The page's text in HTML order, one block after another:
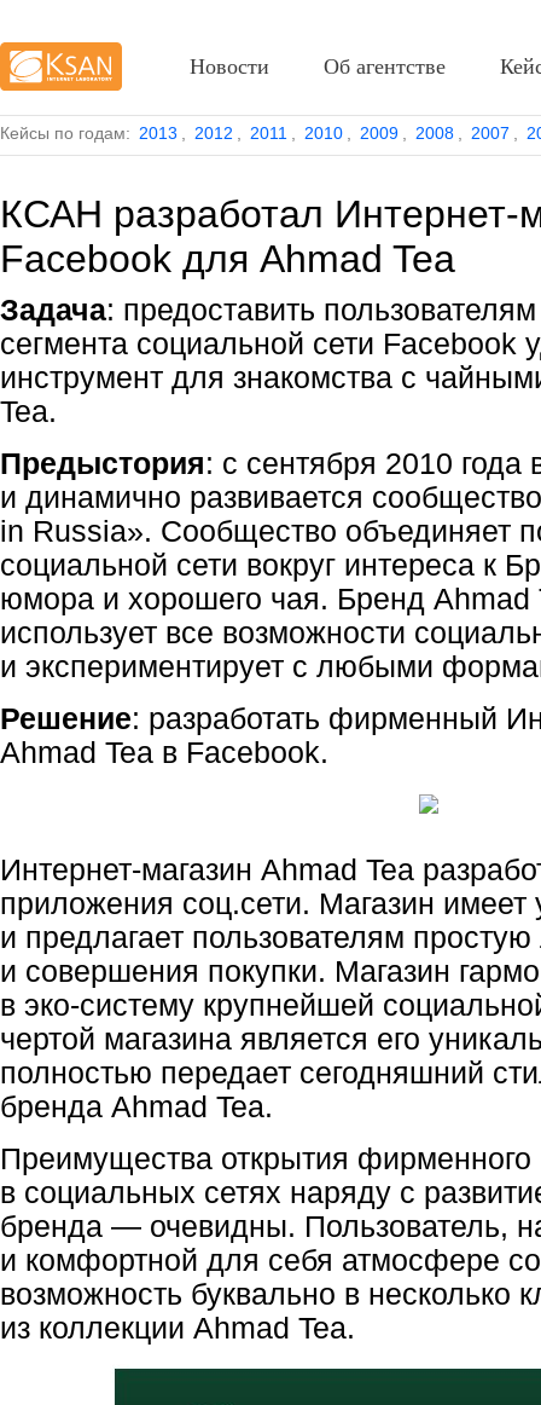
Кейсы по годам: 2013 2012 2011 2010 2009 2008 2007
КСАН разработал Интернет-
Facebook для Ahmad Tea
Задача: предоставить
сегмента социальной сети Facebook
инструмент для знакомства с
Tea.
Предыстория: с сентября 2010 года
и динамично развивается
in Russia». Сообщество объединяет
социальной сети вокруг интереса к
юмора и хорошего чая. Бренд Ahmad
использует все возможности
и экспериментирует с любыми
Решение: разработать фирменный
Ahmad Tea в Facebook.
Интернет-магазин Ahmad Tea
приложения соц.сети. Магазин
и предлагает пользователям
и совершения покупки. Магазин
в эко-систему крупнейшей
чертой магазина является его
полностью передает сегодняшний
бренда Ahmad Tea.
Преимущества открытия фирменного
в социальных сетях наряду с
бренда — очевидны. Пользователь,
и комфортной для себя атмосфере
возможность буквально в несколько
из коллекции Ahmad Tea.
Новости Об агентстве